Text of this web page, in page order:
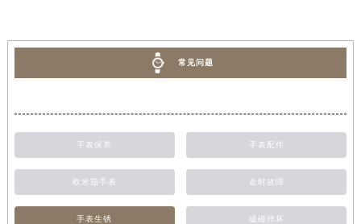
常见问题
手表保养 手表配件
欧米茄手表 走时故障
手表生锈 磕碰摔坏